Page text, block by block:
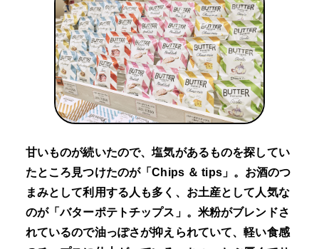
甘いものが続いたので、塩気があるものを探してい
たところ見つけたのが「Chips ＆ tips」。お酒のつ
まみとして利用する人も多く、お土産として人気な
のが「バターポテトチップス」。米粉がブレンドさ
れているので油っぽさが抑えられていて、軽い食感